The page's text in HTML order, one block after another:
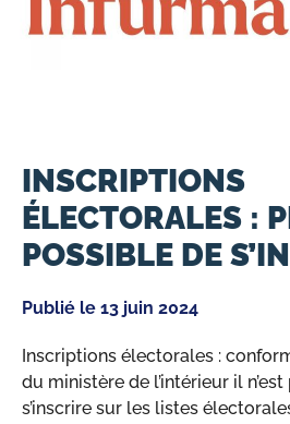
INSCRIPTIONS
ÉLECTORALES :
POSSIBLE DE
Publié le 13 juin 2024
Inscriptions électorales :
du ministère de l’intérieur il
s’inscrire sur les listes